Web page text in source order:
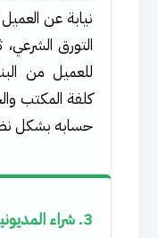
نيابة عن
التورق
للعميل من
كلفة المكتب
حسابه بشكل
3. شراء المديونية عبر البنوك